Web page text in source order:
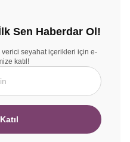
Sen Haberdar Ol!
verici seyahat içerikleri için e-
katıl!